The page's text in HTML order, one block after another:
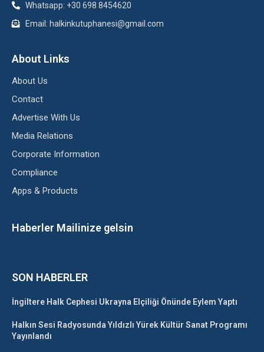
Whatsapp: +30 698 8454620
Email: halkinkutuphanesi@gmail.com
About Links
About Us
Contact
Advertise With Us
Media Relations
Corporate Information
Compliance
Apps & Products
Haberler Mailinize gelsin
SON HABERLER
İngiltere Halk Cephesi Ukrayna Elçiliği Önünde Eylem Yaptı
Halkın Sesi Radyosunda Yıldızlı Yürek Kültür Sanat Programı
Yayınlandı